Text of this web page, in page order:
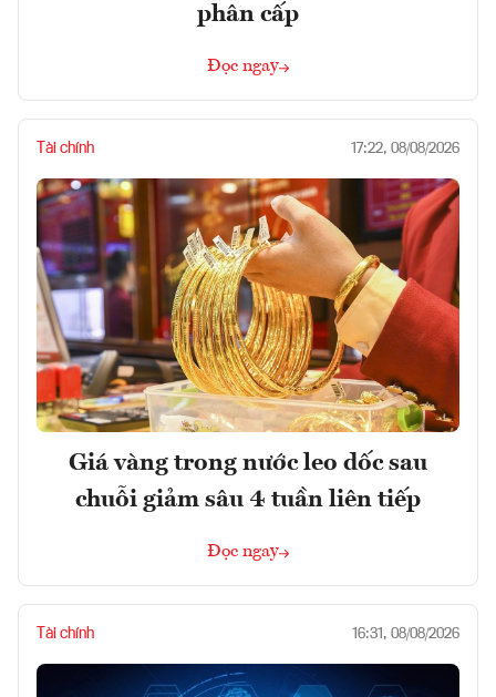
phân cấp
Đọc ngay
Tài chính 17:22, 08/08/2026
Giá vàng trong nước leo dốc sau
chuỗi giảm sâu 4 tuần liên tiếp
Đọc ngay
Tài chính 16:31, 08/08/2026